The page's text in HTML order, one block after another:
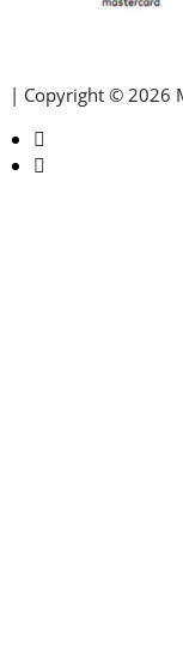
| Copyright © 2026